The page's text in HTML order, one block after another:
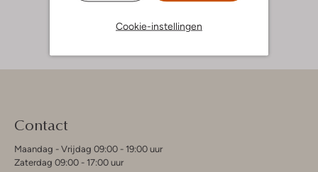
Cookie-instellingen
Contact
Maandag - Vrijdag 09:00 - 19:00 uur
Zaterdag 09:00 - 17:00 uur